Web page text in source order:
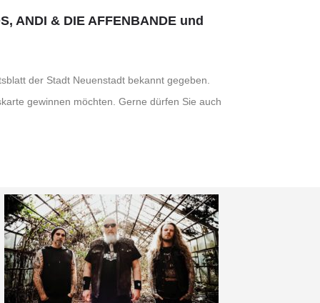
ANDI & DIE AFFENBANDE und
der Stadt Neuenstadt bekannt gegeben.
gewinnen möchten. Gerne dürfen Sie auch